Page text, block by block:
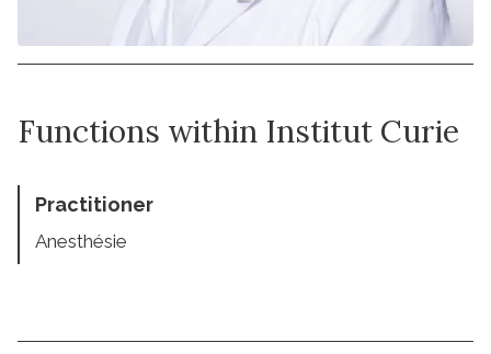
Functions within Institut Curie
Practitioner
Anesthésie